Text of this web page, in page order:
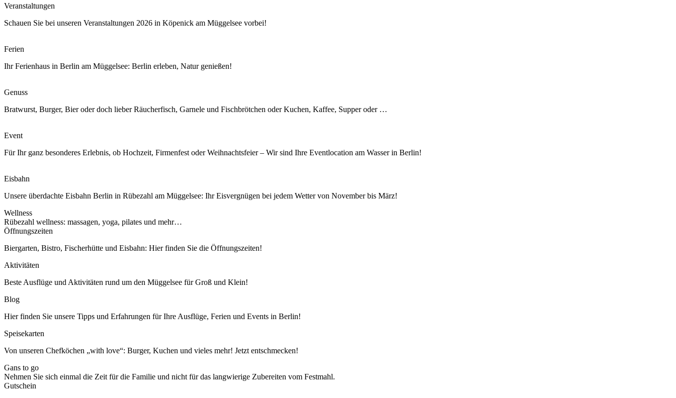
Veranstaltungen
Schauen Sie bei unseren Veranstaltungen 2026 in Köpenick am Müggelsee vorbei!
Ferien
Ihr Ferienhaus in Berlin am Müggelsee: Berlin erleben, Natur genießen!
Genuss
Bratwurst, Burger, Bier oder doch lieber Räucherfisch, Garnele und Fischbrötchen oder Kuchen, Kaffee, Supper oder …
Event
Für Ihr ganz besonderes Erlebnis, ob Hochzeit, Firmenfest oder Weihnachtsfeier – Wir sind Ihre Eventlocation am Wasser in Berlin!
Eisbahn
Unsere überdachte Eisbahn Berlin in Rübezahl am Müggelsee: Ihr Eisvergnügen bei jedem Wetter von November bis März!
Wellness
Rübezahl wellness: massagen, yoga, pilates und mehr…
Öffnungszeiten
Biergarten, Bistro, Fischerhütte und Eisbahn: Hier finden Sie die Öffnungszeiten!
Aktivitäten
Beste Ausflüge und Aktivitäten rund um den Müggelsee für Groß und Klein!
Blog
Hier finden Sie unsere Tipps und Erfahrungen für Ihre Ausflüge, Ferien und Events in Berlin!
Speisekarten
Von unseren Chefköchen „with love“: Burger, Kuchen und vieles mehr! Jetzt entschmecken!
Gans to go
Nehmen Sie sich einmal die Zeit für die Familie und nicht für das langwierige Zubereiten vom Festmahl.
Gutschein